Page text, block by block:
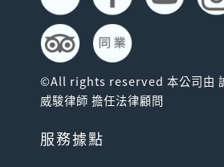
©All rights reserved 本公司由
威駿律師 擔任法律顧問
服務據點